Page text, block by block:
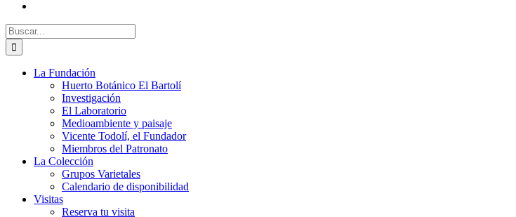
Buscar:
La Fundación
Huerto Botánico El Bartolí
Investigación
El Laboratorio
Medioambiente y paisaje
Vicente Todolí, el Fundador
Miembros del Patronato
La Colección
Grupos Varietales
Calendario de disponibilidad
Visitas
Reserva tu visita